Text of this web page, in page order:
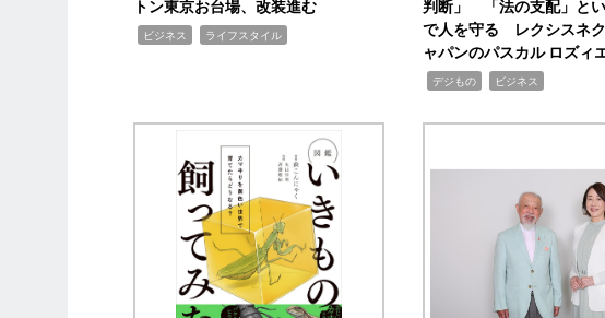
トン東京お台場、改装進む
ビジネス ライフスタイル
判断」 「法の支配」とい
で人を守る レクシスネ
ャパンのパスカル ロズィ
デジもの ビジネス